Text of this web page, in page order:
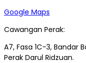
Google Maps
Cawangan Perak:
A7, Fasa 1C-3, Bandar
Perak Darul Ridzuan.